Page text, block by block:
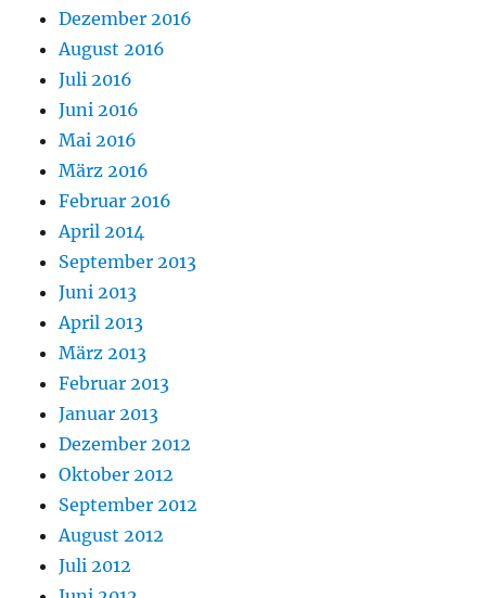
Dezember 2016
August 2016
Juli 2016
Juni 2016
Mai 2016
März 2016
Februar 2016
April 2014
September 2013
Juni 2013
April 2013
März 2013
Februar 2013
Januar 2013
Dezember 2012
Oktober 2012
September 2012
August 2012
Juli 2012